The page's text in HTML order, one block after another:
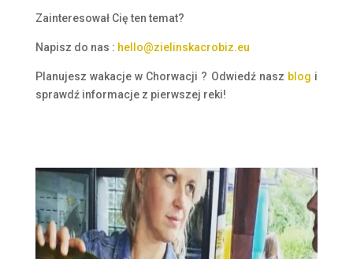
Zainteresował Cię ten temat?
Napisz do nas : hello@zielinskacrobiz.eu
Planujesz wakacje w Chorwacji ? Odwiedźnasz blog i
sprawdźinformacje z pierwszej reki!